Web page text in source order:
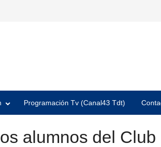
Programación Tv (Canal43 Tdt)
alumnos del